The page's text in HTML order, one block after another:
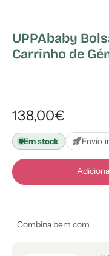
UPPAbaby
Carrinho de
138,00€
Em stock Envio
Combina bem com